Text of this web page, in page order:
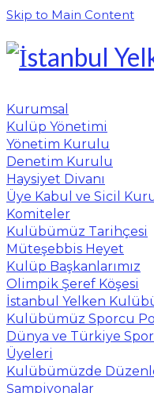
Skip to Main Content
Kurumsal
Kulüp Yönetimi
Yönetim Kurulu
Denetim Kurulu
Haysiyet Divanı
Üye Kabul ve Sicil
Komiteler
Kulübümüz Tarihçesi
Müteşebbis Heyet
Kulüp Başkanlarımız
Olimpik Şeref Köşesi
İstanbul Yelken
Kulübümüz Sporcu
Dünya ve Türkiye
Üyeleri
Kulübümüzde
Şampiyonalar